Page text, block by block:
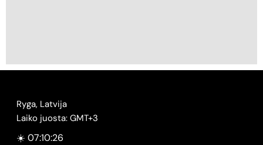
Ryga, Latvija
Laiko juosta: GMT+3
☀️ 07:10:26